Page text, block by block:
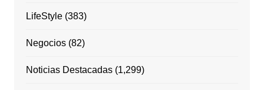
LifeStyle(383)
Negocios(82)
Noticias Destacadas(1,299)